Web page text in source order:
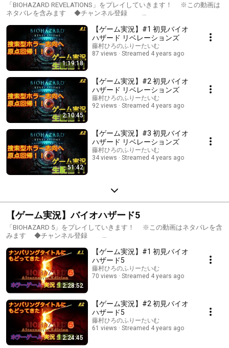
「BIOHAZARD REVELATIONS」をプレイしていきます！ ※この動画は
ネタバレを含みます ◆チャンネル登録
評価ボタン ぜひよろしくお願いします！ ◆Twitter
https://twitter.com/fujihiro0916 配信通知はこちらから。 フォロ
ーして頂けると励みになります〜！ 「バイオハザード リベレーション
ズ」公式HP https://www.capcom-games.com/product/ja-
jp/residentevil-revelations/ ©CAPCOM CO., LTD. 2012, 2017 ALL RIGHTS
RESERVED. 本配信では最短攻略や完全攻略を目指す訳ではなく、 み
なさんと一緒に楽しむことが目的ですので、 ゆるりとお付き合い頂け
れば幸いです。 コメント等もぜひお気軽にっ どうぞよろしくお願い
します！ #ゲーム実況 #バイオハザードリベレーションズ #声優
#実況プレイ #Resident Evil
1:19:18
【ゲーム実況】#1 初見バイオ
ハザード リベレーションズ
藤村ひろのふりーたいむ
87 views
Streamed 4 years ago
2:10:45
【ゲーム実況】#2 初見バイオ
ハザード リベレーションズ
藤村ひろのふりーたいむ
92 views
Streamed 4 years ago
51:42
【ゲーム実況】#3 初見バイオ
ハザード リベレーションズ
藤村ひろのふりーたいむ
34 views
Streamed 4 years ago
【ゲーム実況】バイオハザード5
「BIOHAZARD 5」をプレイしていきます！ ※この動画はネタバレを含
みます ◆チャンネル登録
評価ボタン ぜひよろしくお願いします！ ◆Twitter
https://twitter.com/fujihiro0916 配信通知はこちらから。 フォロ
ーして頂けると励みになります〜！ 「バイオハザード 5」公式HP
https://www.capcom.co.jp/biohazard/5/ © CAPCOM CO., LTD. ALL
RIGHTS RESERVED. 本配信では最短攻略や完全攻略を目指す訳ではな
く、 みなさんと一緒に楽しむことが目的ですので、 ゆるりとお付き
合い頂ければ幸いです。 コメント等もぜひお気軽にっ どうぞよろし
くお願いします！ #バイオハザード5 #Resident Evil #ゲーム実況
#実況プレイ #声優 #生配信 #バイオ5 #ホラーゲーム
2:28:52
【ゲーム実況】#1 初見バイオ
ハザード5
藤村ひろのふりーたいむ
70 views
Streamed 4 years ago
2:24:45
【ゲーム実況】#2 初見バイオ
ハザード5
藤村ひろのふりーたいむ
61 views
Streamed 4 years ago